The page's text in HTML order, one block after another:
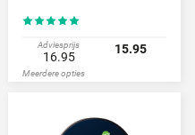
Adviesprijs
16.95
15.95
Meerdere opties